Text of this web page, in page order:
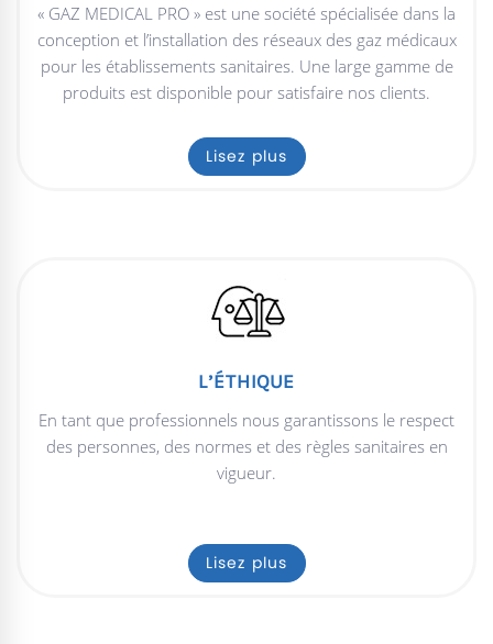
« GAZ MEDICAL PRO » est une société spécialisée dans la
conception et l’installation des réseaux des gaz médicaux
pour les établissements sanitaires. Une large gamme de
produits est disponible pour satisfaire nos clients.
Lisez plus
L’ÉTHIQUE
En tant que professionnels nous garantissons le respect
des personnes, des normes et des règles sanitaires en
vigueur.
Lisez plus